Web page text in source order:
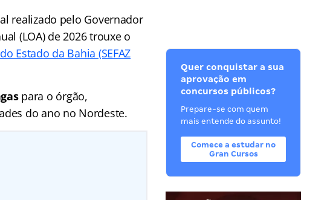
realizado pelo Governador
(LOA) de 2026 trouxe o
Estado da Bahia (SEFAZ
para o órgão,
do ano no Nordeste.
Quer conquistar a sua
aprovação em
concursos públicos?
Prepare-se com quem
mais entende do assunto!
Comece a estudar no
Gran Cursos